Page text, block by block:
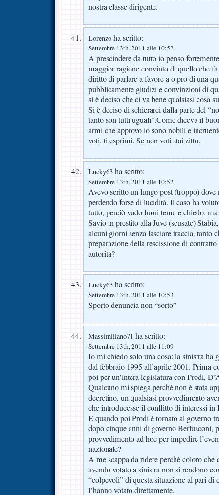
nostra classe dirigente.
Lorenzo ha scritto:
Settembre 13th, 2011 alle 10:52
A prescindere da tutto io penso
maggior ragione convinto di quello che
diritto di parlare a favore a o pro di una
pubblicamente giudizi e convinzioni di
si è deciso che ci va bene qualsiasi cosa
Si è deciso di schierarci dalla parte del
tanto son tutti uguali”.Come diceva il
armi che approvo io sono nobili e
voti, ti esprimi. Se non voti stai zitto.
Lucky63 ha scritto:
Settembre 13th, 2011 alle 10:52
Avevo scritto un lungo post (troppo) dove
perdendo forse di lucidità. Il caso ha
tutto, perciò vado fuori tema e chiedo:
Savio in prestito alla Juve (scusate)
alcuni giorni senza lasciare traccia, tanto
preparazione della rescissione di
autorità?
Lucky63 ha scritto:
Settembre 13th, 2011 alle 10:53
Sporto denuncia non “sorto”
Massimiliano71 ha scritto:
Settembre 13th, 2011 alle 11:09
Io mi chiedo solo una cosa: la sinistra ha
dal febbraio 1995 all’aprile 2001. Prima
poi per un’intera legislatura con Prodi,
Qualcuno mi spiega perchè non è stata
decretino, un qualsiasi provvedimento
che introducesse il conflitto di interessi in
E quando poi Prodi è tornato al governo
dopo cinque anni di governo Berlusconi,
provvedimento ad hoc per impedire
nazionale?
A me scappa da ridere perchè coloro che
avendo votato a sinistra non si rendono
“colpevoli” di questa situazione al pari di
l’hanno votato direttamente.